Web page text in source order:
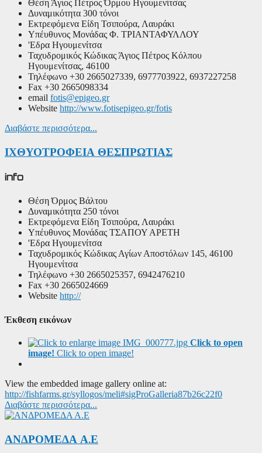
Θέση Άγιος Πέτρος Όρμου Ηγουμενίτσας
Δυναμικότητα 300 τόνοι
Εκτρεφόμενα Είδη Τσιπούρα, Λαυράκι
Υπέυθυνος Μονάδας Φ. ΤΡΙΑΝΤΑΦΥΛΛΟΥ
'Εδρα Ηγουμενίτσα
Ταχυδρομικός Κώδικας Άγιος Πέτρος Κόλπου
Ηγουμενίτσας, 46100
Τηλέφωνο +30 2665027339, 6977703922, 6937227258
Fax +30 2665098334
email fotis@epigeo.gr
Website http://www.fotisepigeo.gr/fotis
Διαβάστε περισσότερα...
ΙΧΘΥΟΤΡΟΦΕΙΑ ΘΕΣΠΡΩΤΙΑΣ
info
Θέση Όρμος Βάλτου
Δυναμικότητα 250 τόνοι
Εκτρεφόμενα Είδη Τσιπούρα, Λαυράκι
Υπέυθυνος Μονάδας ΤΣΑΠΟΥ ΑΡΕΤΗ
'Εδρα Ηγουμενίτσα
Ταχυδρομικός Κώδικας Αγίων Αποστόλων 145, 46100
Ηγουμενίτσα
Τηλέφωνο +30 2665025357, 6942476210
Fax +30 2665024669
Website http://
Έκθεση εικόνων
Click to open
image! Click to open image!
View the embedded image gallery online at:
http://fishfarms.gr/syllogos/meli#sigProGalleria87b26c22f0
Διαβάστε περισσότερα...
ΑΝΔΡΟΜΕΔΑ Α.Ε